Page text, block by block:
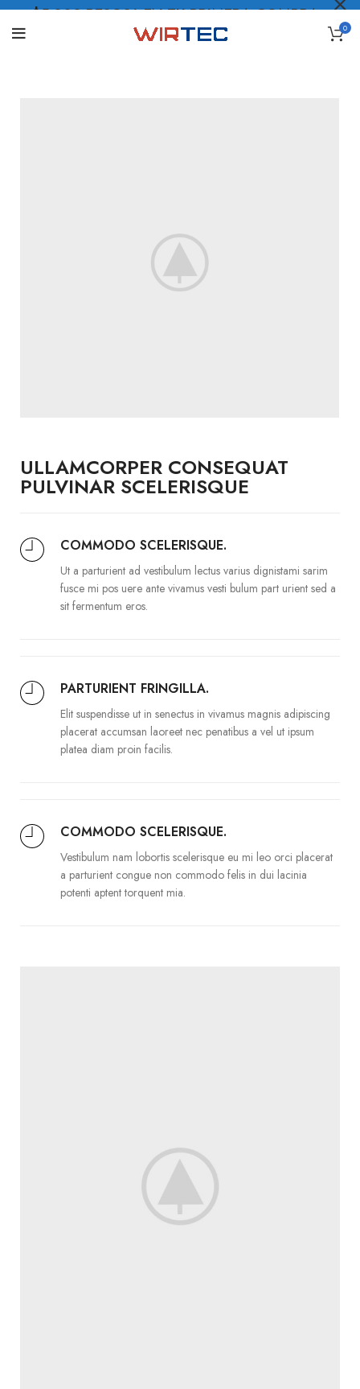
0
ULLAMCORPER CONSEQUAT
PULVINAR SCELERISQUE
COMMODO SCELERISQUE.
Ut a parturient ad vestibulum lectus varius dignistami sarim
fusce mi pos uere ante vivamus vesti bulum part urient sed a
sit fermentum eros.
PARTURIENT FRINGILLA.
Elit suspendisse ut in senectus in vivamus magnis adipiscing
placerat accumsan laoreet nec penatibus a vel ut ipsum
platea diam proin facilis.
COMMODO SCELERISQUE.
Vestibulum nam lobortis scelerisque eu mi leo orci placerat
a parturient congue non commodo felis in dui lacinia
potenti aptent torquent mia.
$5.000 PESOS* EN TU PRIMERA COMPRA